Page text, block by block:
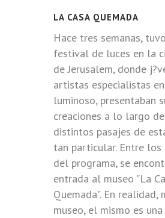
LA CASA QUEMADA
Hace tres semanas,
festival de luces en la
de Jerusalem, donde
artistas especialistas
luminoso, presentaban
creaciones a lo largo
distintos pasajes de
tan particular. Entre los
del programa, se
entrada al museo "La
Quemada". En realidad,
museo, el mismo es